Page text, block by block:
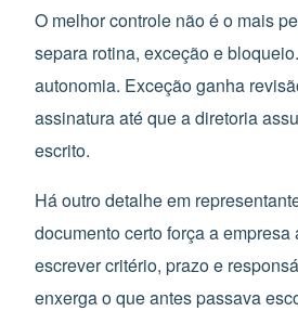
O melhor controle não é o mais
separa rotina, exceção e
autonomia. Exceção ganha
assinatura até que a diretoria
escrito.
Há outro detalhe em
documento certo força a
escrever critério, prazo e
enxerga o que antes passava